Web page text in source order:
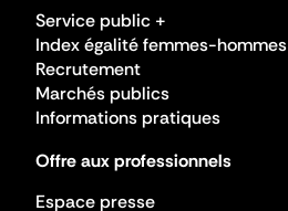
Service public +
Index égalité femmes-hommes
Recrutement
Marchés publics
Informations pratiques
Offre aux professionnels
Espace presse